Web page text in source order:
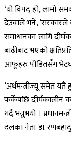
‘यो विपद् हो, लामो
देउवाले भने,
समाधानका लागि
बाढीबाट भएको
आफूहरु पीडितसँग
‘अर्थमन्त्रीज्यू समेत
फर्केपछि दीर्घकालीन
गर्दै भन्नुभयाे ।
दलका नेता डा.